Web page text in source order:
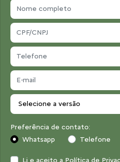
Preferência de contato:
Whatsapp
Telefone
Li e aceito a Política de